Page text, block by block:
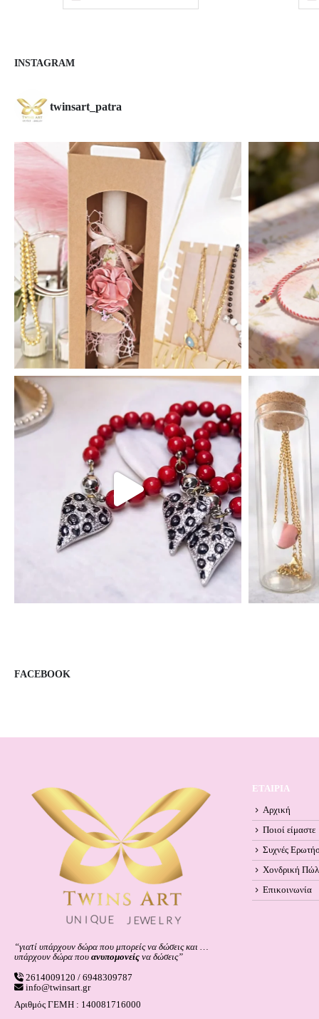
INSTAGRAM
twinsart_patra
FACEBOOK
“γιατί υπάρχουν δώρα που μπορείς να δώσεις και …
υπάρχουν δώρα που ανυπομονείς να δώσεις”
2614009120 / 6948309787
info@twinsart.gr
Αριθμός ΓΕΜΗ : 140081716000
ΕΤΑΙΡΙΑ
Αρχική
Ποιοί είμαστε
Συχνές
Χονδρική
Επικοινωνία